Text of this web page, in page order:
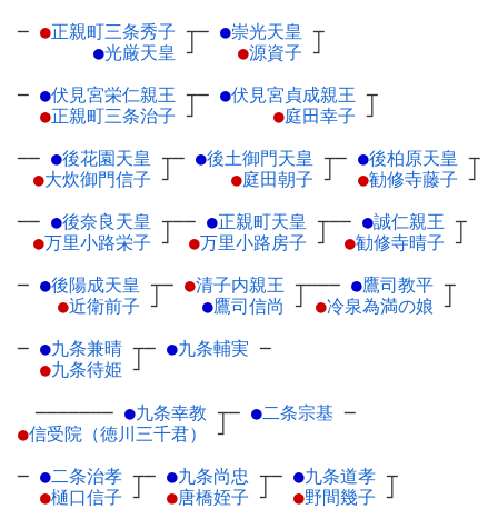
─ ●正親町三条秀子 ┬
●光厳天皇 ┘
─ ●崇光天皇 ┬
●源資子 ┘
─ ●伏見宮栄仁親王 ┬
●正親町三条治子 ┘
─ ●伏見宮貞成親王 ┬
●庭田幸子 ┘
── ●後花園天皇 ┬
●大炊御門信子 ┘
─ ●後土御門天皇 ┬
●庭田朝子 ┘
─ ●後柏原天皇 ┬
●勧修寺藤子 ┘
── ●後奈良天皇 ┬
●万里小路栄子 ┘
── ●正親町天皇 ┬
●万里小路房子 ┘
── ●誠仁親王 ┬
●勧修寺晴子 ┘
─ ●後陽成天皇 ┬
●近衛前子 ┘
─ ●清子内親王 ┬
●鷹司信尚 ┘
─── ●鷹司教平 ┬
●冷泉為満の娘 ┘
─ ●九条兼晴 ┬
●九条待姫 ┘
─ ●九条輔実 ─
─────── ●九条幸教 ┬
●信受院（徳川三千君） ┘
─ ●二条宗基 ─
─ ●二条治孝 ┬
●樋口信子 ┘
─ ●九条尚忠 ┬
●唐橋姪子 ┘
─ ●九条道孝 ┬
●野間幾子 ┘